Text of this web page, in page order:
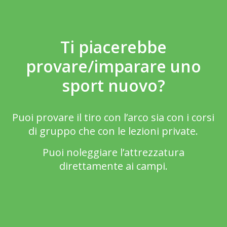
Ti piacerebbe
provare/imparare uno
sport nuovo?
Puoi provare il tiro con l’arco sia con i corsi
di gruppo che con le lezioni private.
Puoi noleggiare l’attrezzatura
direttamente ai campi.